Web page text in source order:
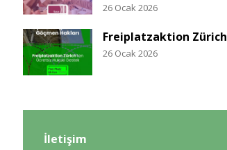
26 Ocak 2026
Freiplatzaktion Zürich
26 Ocak 2026
İletişim